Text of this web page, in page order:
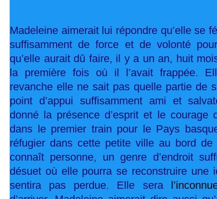
Madeleine aimerait lui répondre qu’elle se
suffisamment de force et de volonté
qu’elle aurait dû faire, il y a un an, huit
la première fois où il l’avait frappée.
revanche elle ne sait pas quelle partie de
point d’appui suffisamment ami et
donné la présence d’esprit et le courage
dans le premier train pour le Pays
réfugier dans cette petite ville au bord de
connaît personne, un genre d’endroit
désuet où elle pourra se reconstruire une
sentira pas perdue. Elle sera